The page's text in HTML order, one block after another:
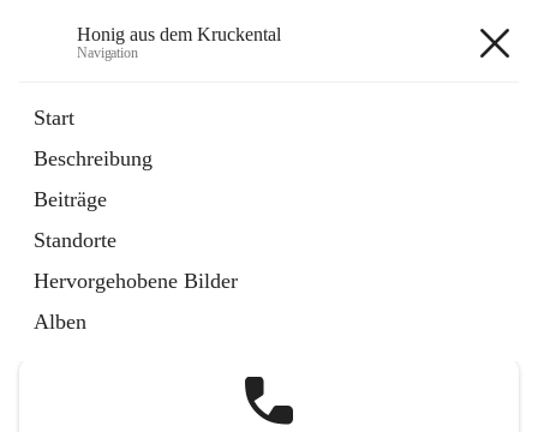
Honig aus dem Kruckental
Navigation
Start
Beschreibung
Beiträge
Standorte
Hervorgehobene Bilder
Alben